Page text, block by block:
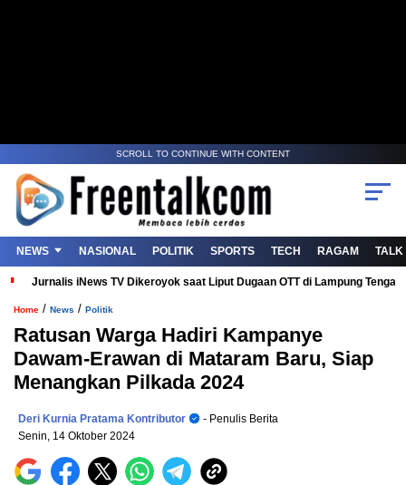
SCROLL TO CONTINUE WITH CONTENT
NEWS NASIONAL POLITIK SPORTS TECH RAGAM TALK
Jurnalis iNews TV Dikeroyok saat Liput Dugaan OTT di Lampung
Home / News / Politik
Ratusan Warga Hadiri Kampanye
Dawam-Erawan di Mataram Baru, Siap
Menangkan Pilkada 2024
Deri Kurnia Pratama Kontributor
- Penulis Berita
Senin, 14 Oktober 2024